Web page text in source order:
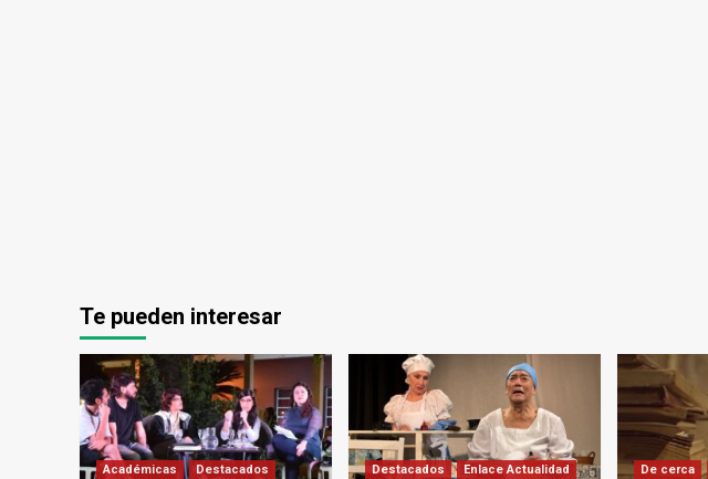
Te pueden interesar
Académicas Destacados Destacados Enlace Actualidad De cerca